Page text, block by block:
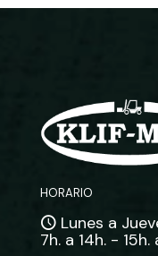
HORARIO
Lunes a
7h. a 14h. - 15h.